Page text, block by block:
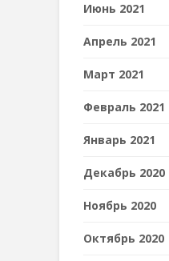
Июнь 2021
Апрель 2021
Март 2021
Февраль 2021
Январь 2021
Декабрь 2020
Ноябрь 2020
Октябрь 2020